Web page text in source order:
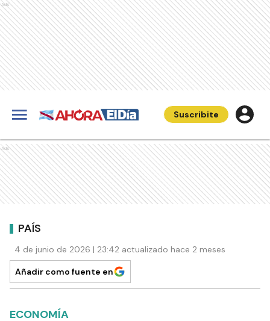
Ads
Suscribite
Ads
PAÍS
4 de junio de 2026 | 23:42 actualizado hace 2 meses
Añadir como fuente en
ECONOMÍA